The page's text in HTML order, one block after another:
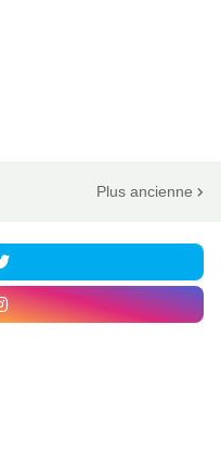
Plus ancienne